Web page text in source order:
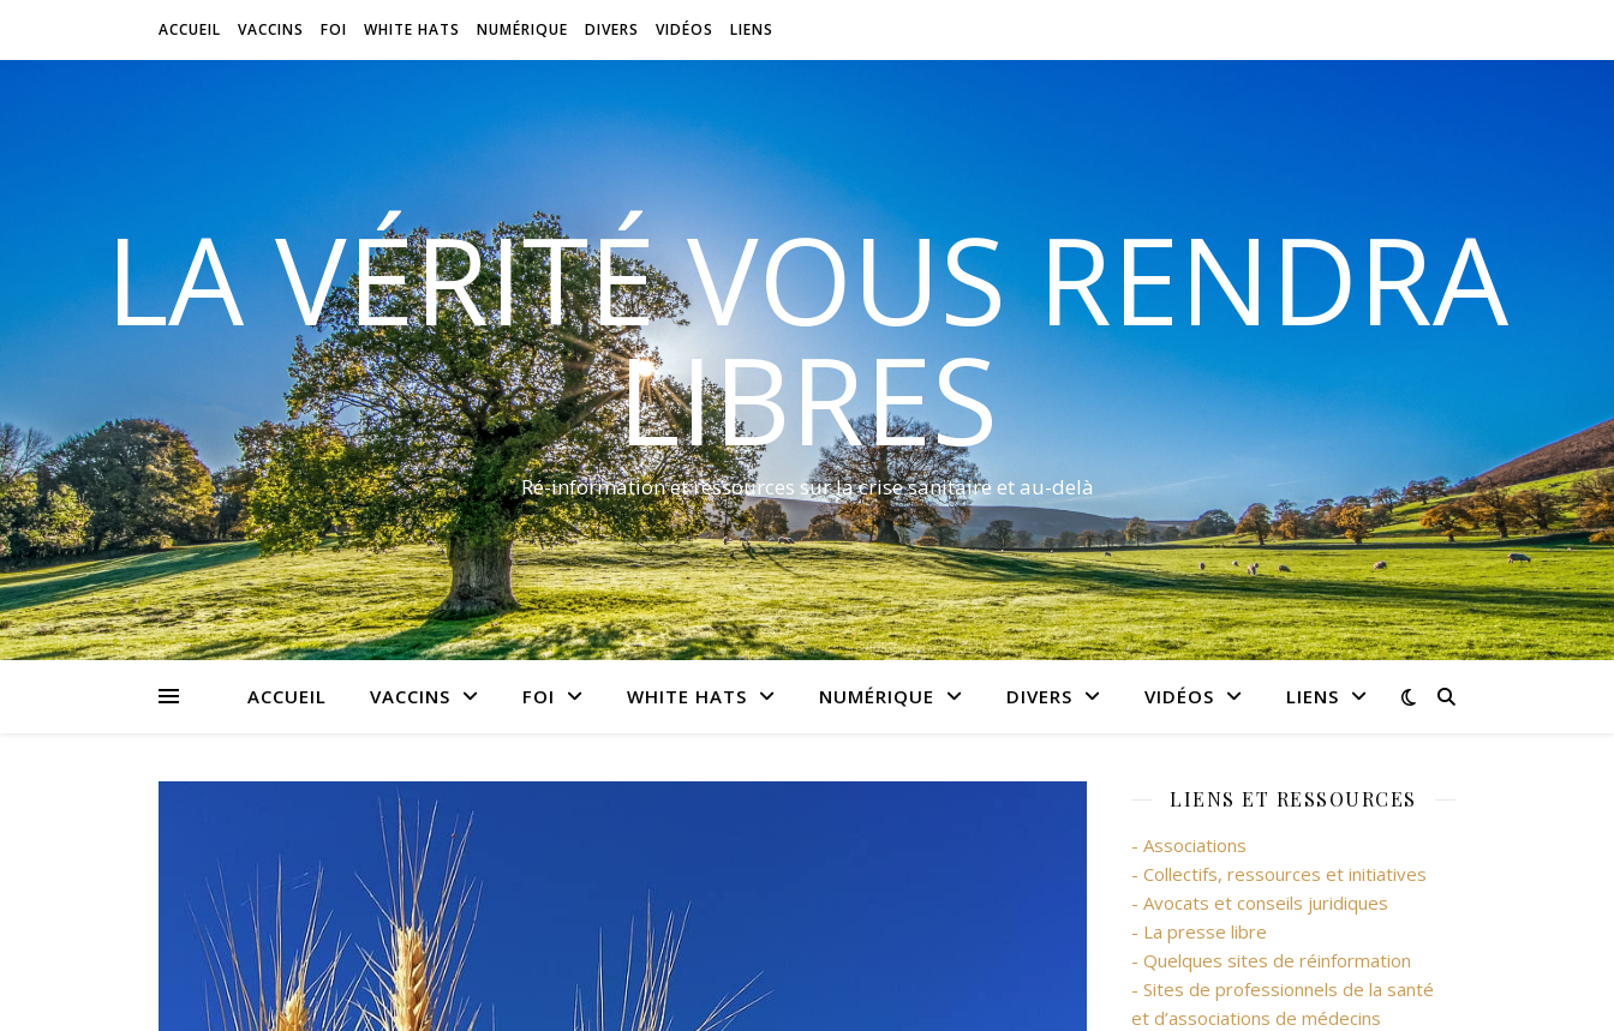
ACCUEIL VACCINS FOI WHITE HATS NUMÉRIQUE DIVERS VIDÉOS LIENS
LA VÉRITÉ VOUS RENDRA
LIBRES
Ré-information et ressources sur la crise sanitaire et au-delà
ACCUEIL VACCINS FOI WHITE HATS NUMÉRIQUE DIVERS VIDÉOS LIENS
LIENS ET RESSOURCES
- Associations
- Collectifs, ressources et initiatives
- Avocats et conseils juridiques
- La presse libre
- Quelques sites de réinformation
- Sites de professionnels de la santé
et d’associations de médecins